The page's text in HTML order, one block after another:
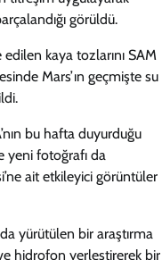
görüldü.
kaya tozlarını SAM
Mars’ın geçmişte su
bu hafta duyurduğu
yeni fotoğrafı da
ait etkileyici görüntüler
yürütülen bir araştırma
hidrofon yerleştirerek bir